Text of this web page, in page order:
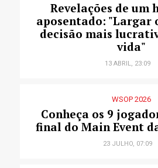
Revelações de um
aposentado: "Largar
decisão mais
vida"
13 ABRIL, 23:09
WSOP 2026
Conheça os 9
final do Main Event
23 JULHO, 07:09